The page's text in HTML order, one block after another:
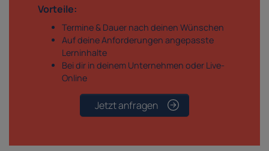
Vorteile:
Termine & Dauer nach deinen Wünschen
Auf deine Anforderungen angepasste
Lerninhalte
Bei dir in deinem Unternehmen oder Live-
Online
Jetzt anfragen